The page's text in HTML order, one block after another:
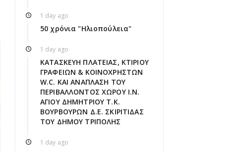
1 day ago
50 χρόνια "Ηλιοπούλεια"
1 day ago
ΚΑΤΑΣΚΕΥΗ ΠΛΑΤΕΙΑΣ, ΚΤΙΡΙΟΥ
ΓΡΑΦΕΙΩΝ & ΚΟΙΝΟΧΡΗΣΤΩΝ
W.C. ΚΑΙ ΑΝΑΠΛΑΣΗ ΤΟΥ
ΠΕΡΙΒΑΛΛΟΝΤΟΣ ΧΩΡΟΥ Ι.Ν.
ΑΓΙΟΥ ΔΗΜΗΤΡΙΟΥ Τ.Κ.
ΒΟΥΡΒΟΥΡΩΝ Δ.Ε. ΣΚΙΡΙΤΙΔΑΣ
ΤΟΥ ΔΗΜΟΥ ΤΡΙΠΟΛΗΣ
1 day ago